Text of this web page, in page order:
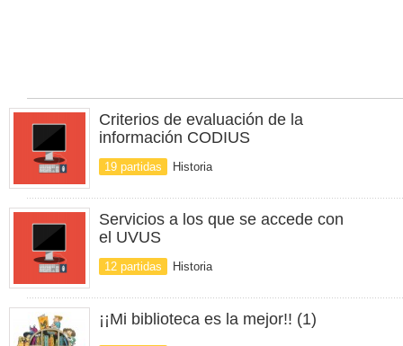
Criterios de evaluación de la
información CODIUS
19 partidas Historia
Servicios a los que se accede con
el UVUS
12 partidas Historia
¡¡Mi biblioteca es la mejor!! (1)